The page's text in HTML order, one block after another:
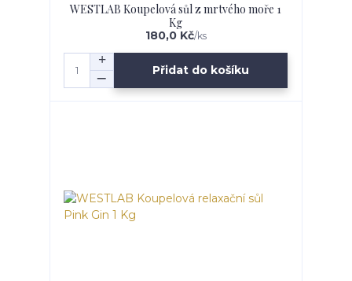
WESTLAB Koupelová sůl z mrtvého moře 1
Kg
180,0 Kč/ks
Přidat do košíku